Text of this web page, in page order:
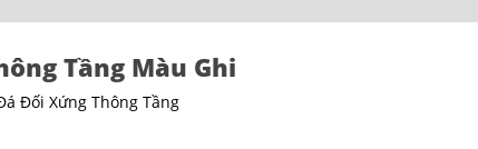
Tầng Màu Ghi
Đối Xứng Thông Tầng